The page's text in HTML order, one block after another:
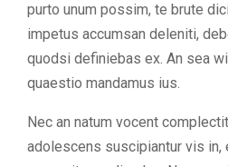
purto unum possim, te brute
impetus accumsan deleniti,
quodsi definiebas ex. An sea
quaestio mandamus ius.
Nec an natum vocent
adolescens suscipiantur vis in,